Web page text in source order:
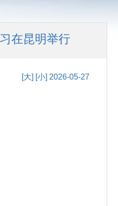
在昆明举行
[大] [小] 2026-05-27